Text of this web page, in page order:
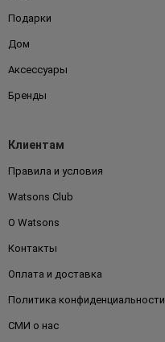
Подарки
Дом
Аксессуары
Бренды
Клиентам
Правила и условия
Watsons Club
О Watsons
Контакты
Оплата и доставка
Политика конфиденциальности
СМИ о нас